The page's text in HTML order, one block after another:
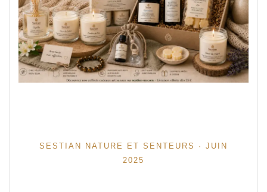
SESTIAN NATURE ET SENTEURS · JUIN
2025